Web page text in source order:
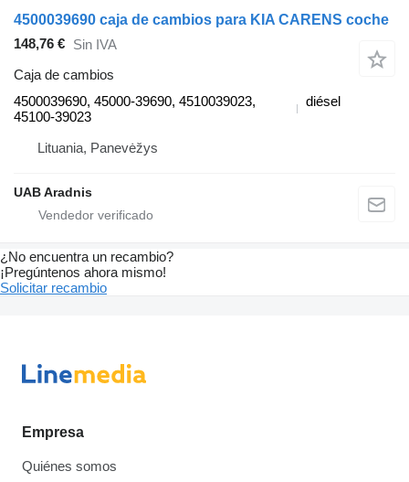
4500039690 caja de cambios para KIA CARENS coche
148,76 € Sin IVA
Caja de cambios
4500039690, 45000-39690, 4510039023,
45100-39023
diésel
Lituania, Panevėžys
UAB Aradnis
¿No encuentra un recambio?
¡Pregúntenos ahora mismo!
Solicitar recambio
Empresa
Quiénes somos